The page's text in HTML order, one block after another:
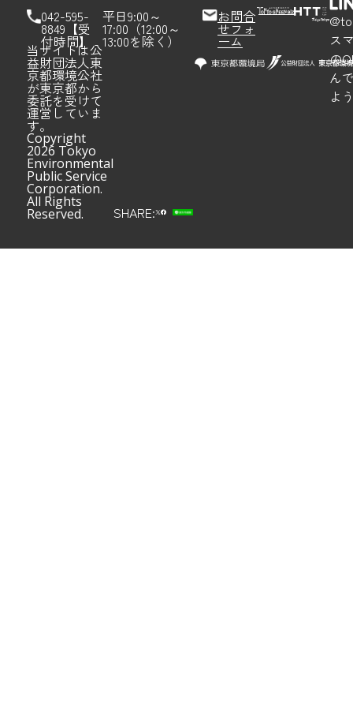
042-595-
8849【受
付時間】
平日9:00～
17:00（12:00～
13:00を除く）
お問合
せフォ
ーム
当サイトは公
益財団法人東
京都環境公社
が東京都から
委託を受けて
運営していま
す。
Copyright
2026 Tokyo
Environmental
Public Service
Corporation.
All Rights
Reserved. SHARE:
ス
の
ん
よ